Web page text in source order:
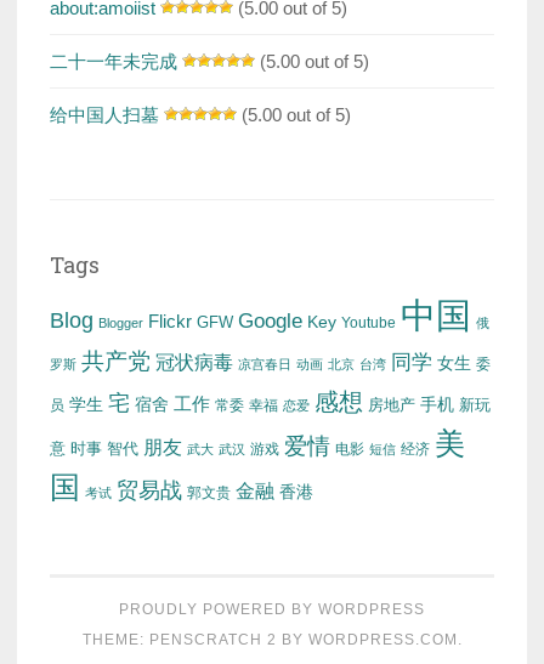
about:amoiist (5.00 out of 5)
二十一年未完成 (5.00 out of 5)
给中国人扫墓 (5.00 out of 5)
Tags
Blog Blogger Flickr GFW Google Key Youtube 中国 俄
罗斯 共产党 冠状病毒 凉宫春日 动画 北京 台湾 同学 女生 委
员 学生 宅 宿舍 工作 常委 幸福 恋爱 感想 房地产 手机 新玩
意 时事 智代 朋友 武大 武汉 游戏 爱情 电影 短信 经济 美
国
考试 贸易战 郭文贵 金融 香港
PROUDLY POWERED BY WORDPRESS
THEME: PENSCRATCH 2 BY WORDPRESS.COM .